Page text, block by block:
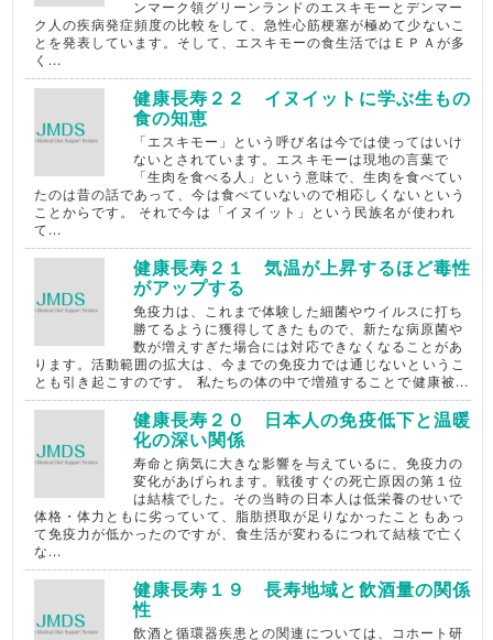
ンマーク領グリーンランドのエスキモーとデンマー
ク人の疾病発症頻度の比較をして、急性心筋梗塞が極めて少ないこ
とを発表しています。そして、エスキモーの食生活ではＥＰＡが多
く...
健康長寿２２ イヌイットに学ぶ生もの
食の知恵
「エスキモー」という呼び名は今では使ってはいけ
ないとされています。エスキモーは現地の言葉で
「生肉を食べる人」という意味で、生肉を食べてい
たのは昔の話であって、今は食べていないので相応しくないという
ことからです。 それで今は「イヌイット」という民族名が使われ
て...
健康長寿２１ 気温が上昇するほど毒性
がアップする
免疫力は、これまで体験した細菌やウイルスに打ち
勝てるように獲得してきたもので、新たな病原菌や
数が増えすぎた場合には対応できなくなることがあ
ります。活動範囲の拡大は、今までの免疫力では通じないというこ
とも引き起こすのです。 私たちの体の中で増殖することで健康被...
健康長寿２０ 日本人の免疫低下と温暖
化の深い関係
寿命と病気に大きな影響を与えているに、免疫力の
変化があげられます。戦後すぐの死亡原因の第１位
は結核でした。その当時の日本人は低栄養のせいで
体格・体力ともに劣っていて、脂肪摂取が足りなかったこともあっ
て免疫力が低かったのですが、食生活が変わるにつれて結核で亡く
な...
健康長寿１９ 長寿地域と飲酒量の関係
性
飲酒と循環器疾患との関連については、コホート研